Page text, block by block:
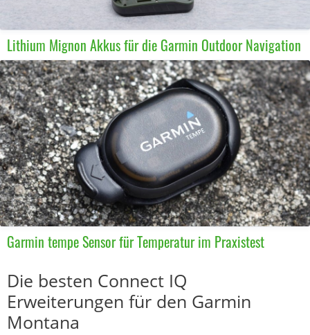
Lithium Mignon Akkus für die Garmin Outdoor Navigation
Garmin tempe Sensor für Temperatur im Praxistest
Die besten Connect IQ
Erweiterungen für den Garmin
Montana